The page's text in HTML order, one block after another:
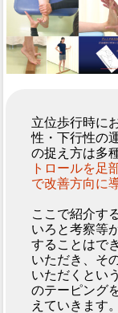
立位歩行時に
性・下行性の
の捉え方は多
トロールを足
で改善方向に
ここで紹介す
いろと考察等
することはで
いただき、そ
いただくとい
のテーピング
えていきます。